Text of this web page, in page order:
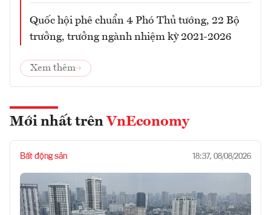
Quốc hội phê chuẩn 4 Phó Thủ tướng, 22 Bộ
trưởng, trưởng ngành nhiệm kỳ 2021-2026
Xem thêm
Mới nhất trên VnEconomy
Bất động sản 18:37, 08/08/2026